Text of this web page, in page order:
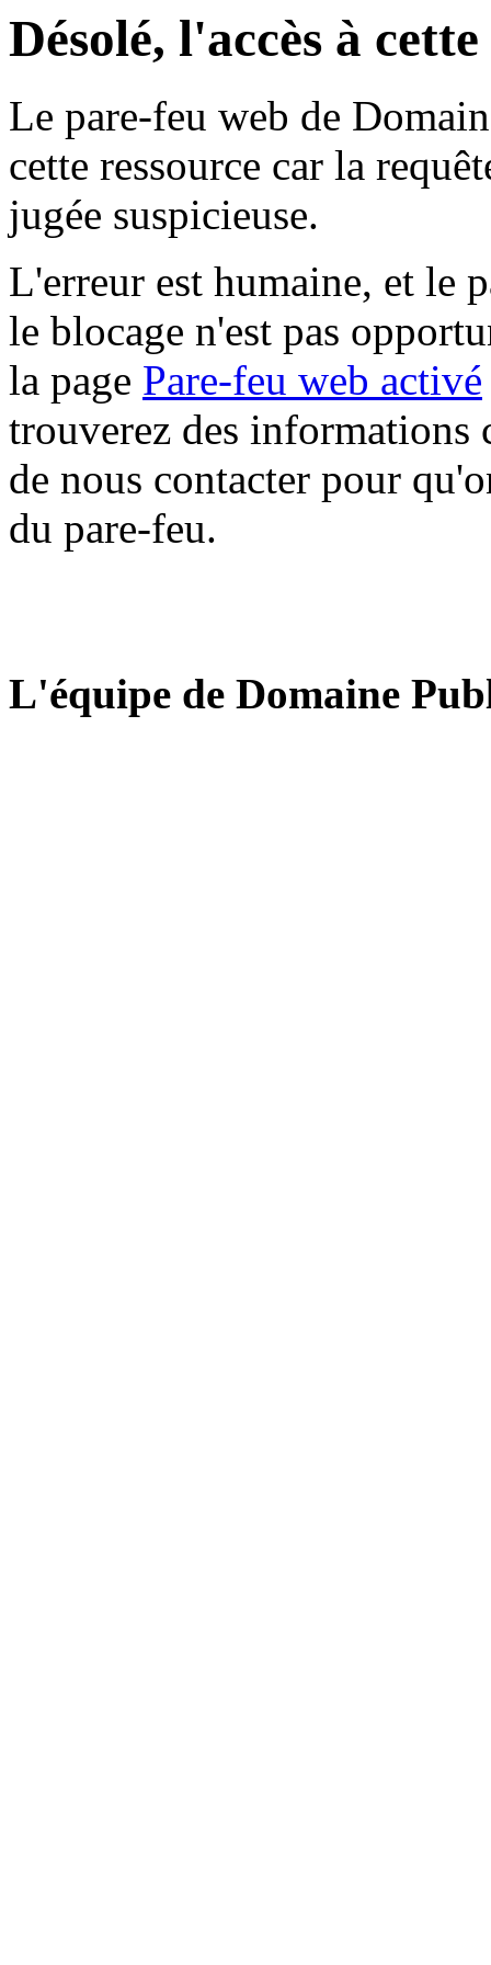
Désolé, l'accès à
Le pare-feu web de
cette ressource car la
jugée suspicieuse.
L'erreur est humaine, et le
le blocage n'est pas
la page Pare-feu web activé
trouverez des informations
de nous contacter pour
du pare-feu.
L'équipe de Domaine